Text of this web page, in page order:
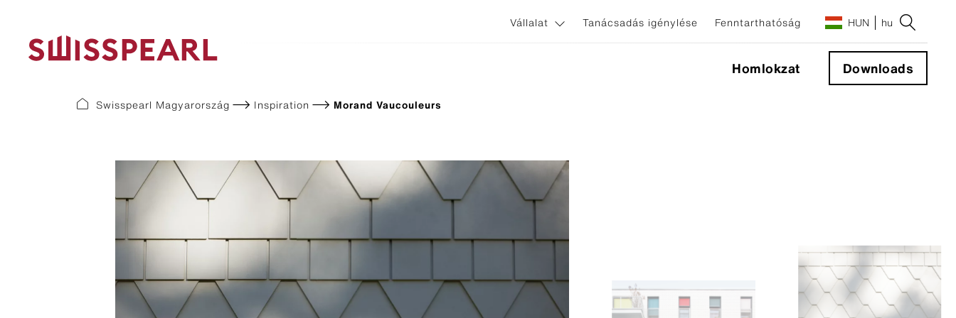
Vállalat Tanácsadás igénylése Fenntarthatóság HUN hu
Homlokzat
Plank Original
Swisspearl Avera
Swisspearl Terra
Swisspearl Nobilis
Swisspearl Planea
Swisspearl Zenor
Swisspearl Reflex
Swisspearl Vintago
Látszó homlokzati rögzítőelemek
Downloads
Swisspearl Magyarország Inspiration Morand Vaucouleurs